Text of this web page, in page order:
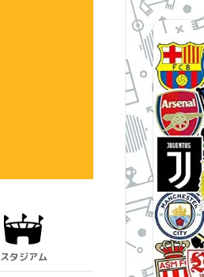
スタジアム